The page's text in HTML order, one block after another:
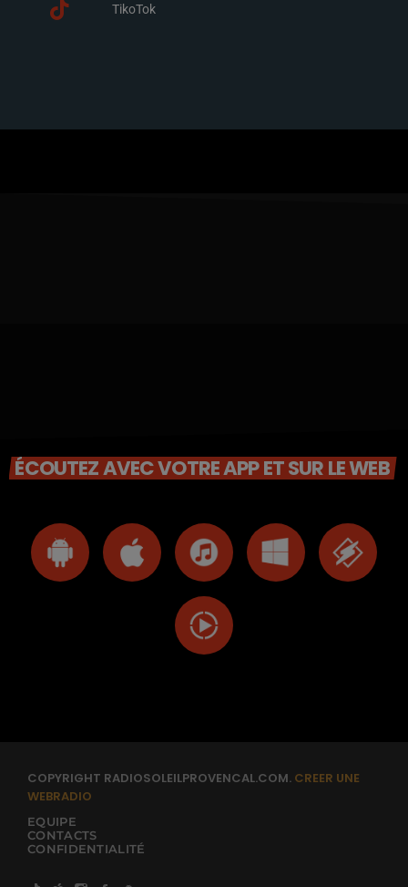
TikoTok
ÉCOUTEZ AVEC VOTRE APP ET SUR LE WEB
COPYRIGHT RADIOSOLEILPROVENCAL.COM. CREER UNE
WEBRADIO
EQUIPE
CONTACTS
CONFIDENTIALITÉ